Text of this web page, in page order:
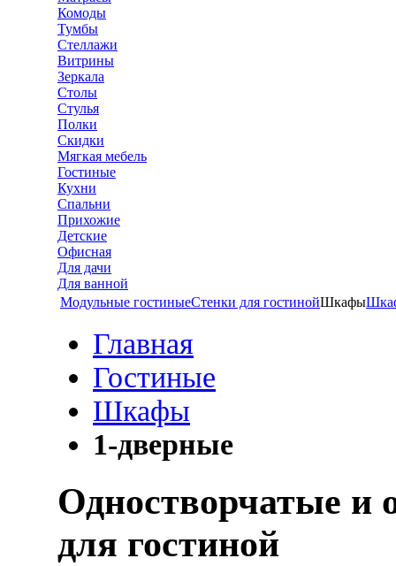
Комоды
Тумбы
Стеллажи
Витрины
Зеркала
Столы
Стулья
Полки
Скидки
Мягкая мебель
Гостиные
Кухни
Спальни
Прихожие
Детские
Офисная
Для дачи
Для ванной
Модульные гостиныеСтенки для гостинойШкафы
Главная
Гостиные
Шкафы
1-дверные
Одностворчатые
для гостиной